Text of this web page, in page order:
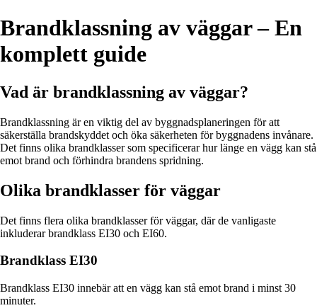
Brandklassning av väggar – En
komplett guide
Vad är brandklassning av väggar?
Brandklassning är en viktig del av byggnadsplaneringen för att
säkerställa brandskyddet och öka säkerheten för byggnadens invånare.
Det finns olika brandklasser som specificerar hur länge en vägg kan stå
emot brand och förhindra brandens spridning.
Olika brandklasser för väggar
Det finns flera olika brandklasser för väggar, där de vanligaste
inkluderar brandklass EI30 och EI60.
Brandklass EI30
Brandklass EI30 innebär att en vägg kan stå emot brand i minst 30
minuter.